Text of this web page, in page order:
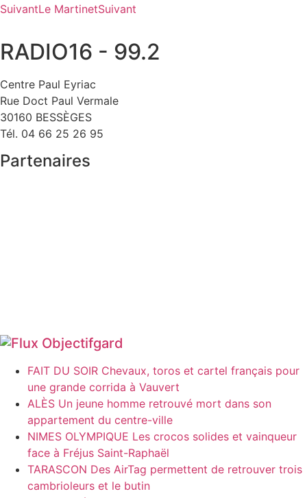
SuivantLe MartinetSuivant
RADIO16 - 99.2
Centre Paul Eyriac
Rue Doct Paul Vermale
30160 BESSÈGES
Tél. 04 66 25 26 95
Partenaires
Objectifgard
FAIT DU SOIR Chevaux, toros et cartel français pour
une grande corrida à Vauvert
ALÈS Un jeune homme retrouvé mort dans son
appartement du centre-ville
NIMES OLYMPIQUE Les crocos solides et vainqueur
face à Fréjus Saint-Raphaël
TARASCON Des AirTag permettent de retrouver trois
cambrioleurs et le butin